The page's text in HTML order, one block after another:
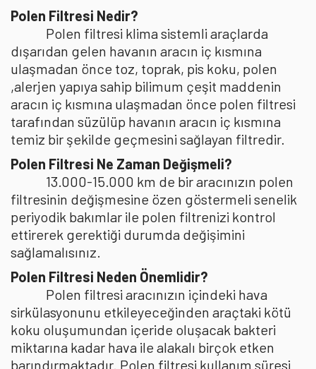
Polen Filtresi Nedir?
Polen filtresi klima sistemli araçlarda
dışarıdan gelen havanın aracın iç kısmına
ulaşmadan önce toz, toprak, pis koku, polen
,alerjen yapıya sahip bilimum çeşit maddenin
aracın iç kısmına ulaşmadan önce polen filtresi
tarafından süzülüp havanın aracın iç kısmına
temiz bir şekilde geçmesini sağlayan filtredir.
Polen Filtresi Ne Zaman Değişmeli?
13.000-15.000 km de bir aracınızın polen
filtresinin değişmesine özen göstermeli senelik
periyodik bakımlar ile polen filtrenizi kontrol
ettirerek gerektiği durumda değişimini
sağlamalısınız.
Polen Filtresi Neden Önemlidir?
Polen filtresi aracınızın içindeki hava
sirkülasyonunu etkileyeceğinden araçtaki kötü
koku oluşumundan içeride oluşacak bakteri
miktarına kadar hava ile alakalı birçok etken
barındırmaktadır. Polen filtresi kullanım süresi